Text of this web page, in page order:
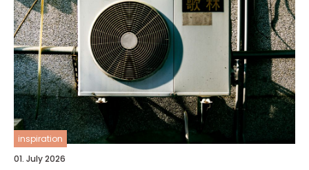
inspiration
01. July 2026